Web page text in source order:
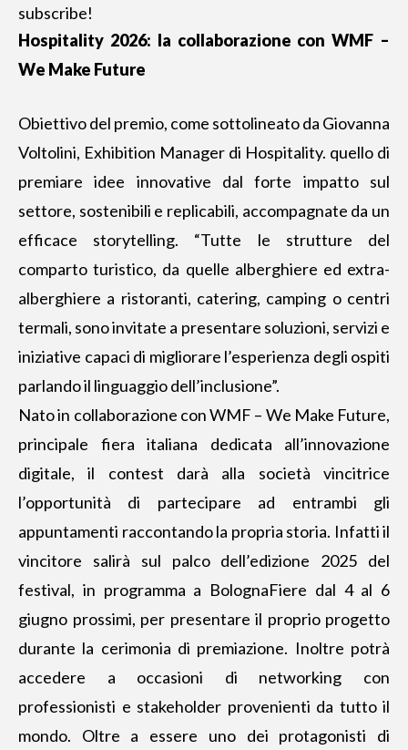
subscribe!
Hospitality 2026: la collaborazione con WMF –
We Make Future
Obiettivo del premio, come sottolineato da Giovanna
Voltolini, Exhibition Manager di Hospitality. quello di
premiare idee innovative dal forte impatto sul
settore, sostenibili e replicabili, accompagnate da un
efficace storytelling. “Tutte le strutture del
comparto turistico, da quelle alberghiere ed extra-
alberghiere a ristoranti, catering, camping o centri
termali, sono invitate a presentare soluzioni, servizi e
iniziative capaci di migliorare l’esperienza degli ospiti
parlando il linguaggio dell’inclusione”.
Nato in collaborazione con WMF – We Make Future,
principale fiera italiana dedicata all’innovazione
digitale, il contest darà alla società vincitrice
l’opportunità di partecipare ad entrambi gli
appuntamenti raccontando la propria storia. Infatti il
vincitore salirà sul palco dell’edizione 2025 del
festival, in programma a BolognaFiere dal 4 al 6
giugno prossimi, per presentare il proprio progetto
durante la cerimonia di premiazione. Inoltre potrà
accedere a occasioni di networking con
professionisti e stakeholder provenienti da tutto il
mondo. Oltre a essere uno dei protagonisti di